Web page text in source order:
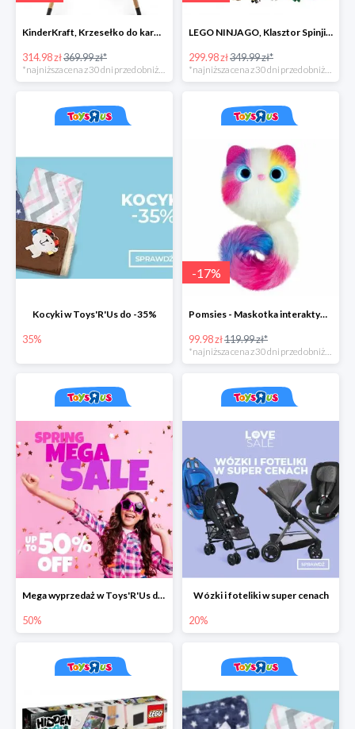
KinderKraft, Krzesełko do karmienia FINI
314.98 zł369.99 zł*
*najniższa cena z 30 dni przed obniżką
LEGO NINJAGO, Klasztor Spinjitzu 70670
299.98 zł349.99 zł*
*najniższa cena z 30 dni przed obniżką
Kocyki w Toys'R'Us do -35%
35%
-17%
Pomsies - Maskotka interaktywna w super cenie
99.98 zł119.99 zł*
Mega wyprzedaż w Toys'R'Us do -50%
50%
Wózki i foteliki w super cenach
20%